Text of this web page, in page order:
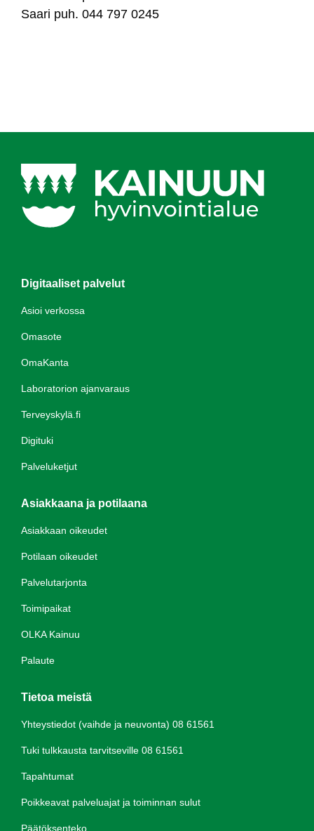
Saa­ri puh. 044 797 0245
Digitaaliset palvelut
Asioi verkossa
Omasote
OmaKanta
Laboratorion ajanvaraus
Terveyskylä.fi
Digituki
Palveluketjut
Asiakkaana ja potilaana
Asiakkaan oikeudet
Potilaan oikeudet
Palvelutarjonta
Toimipaikat
OLKA Kainuu
Palaute
Tietoa meistä
Yhteystiedot (vaihde ja neuvonta) 08 61561
Tuki tulkkausta tarvitseville 08 61561
Tapahtumat
Poikkeavat palveluajat ja toiminnan sulut
Päätöksenteko